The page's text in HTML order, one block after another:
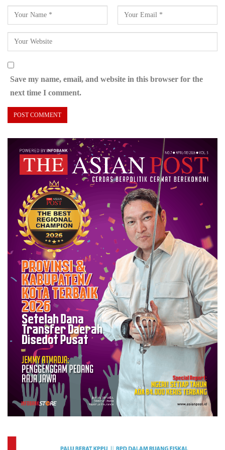
Save my name, email, and website in this browser for the
next time I comment.